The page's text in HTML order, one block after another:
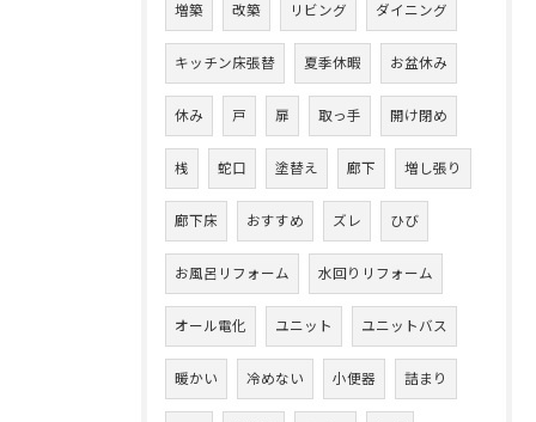
増築 改築 リビング ダイニング
キッチン床張替 夏季休暇 お盆休み
休み 戸 扉 取っ手 開け閉め
桟 蛇口 塗替え 廊下 増し張り
廊下床 おすすめ ズレ ひび
お風呂リフォーム 水回りリフォーム
オール電化 ユニット ユニットバス
暖かい 冷めない 小便器 詰まり